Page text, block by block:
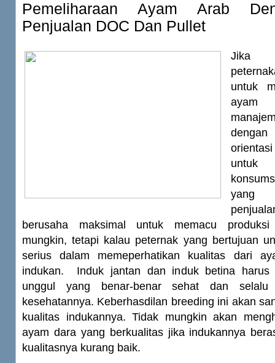
Pemeliharaan Ayam Arab
Penjualan DOC Dan Pullet
Jika
untuk
untuk
yang
berusaha maksimal untuk memacu
mungkin, tetapi kalau peternak yang bertujuan
serius dalam memeperhatikan kualitas dari
indukan. Induk jantan dan induk betina harus
unggul yang benar-benar sehat dan
kesehatannya. Keberhasdilan breeding ini akan
kualitas indukannya. Tidak mungkin akan
ayam dara yang berkualitas jika indukannya
kualitasnya kurang baik.